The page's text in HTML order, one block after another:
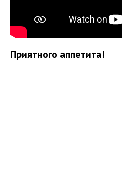
Приятного аппетита!